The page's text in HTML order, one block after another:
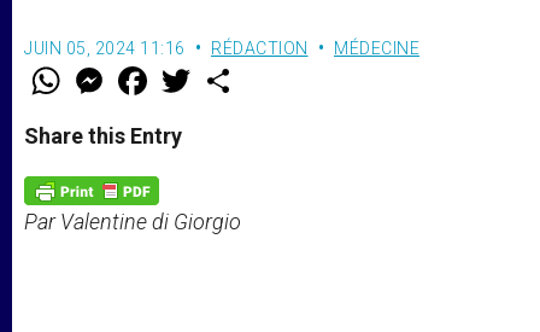
JUIN 05, 2024 11:16 RÉDACTION MÉDECINE
W
t
s
p
p
M
e
s
e
g
e
r
F
a
e
b
o
k
w
Share this Entry
Par Valentine di Giorgio